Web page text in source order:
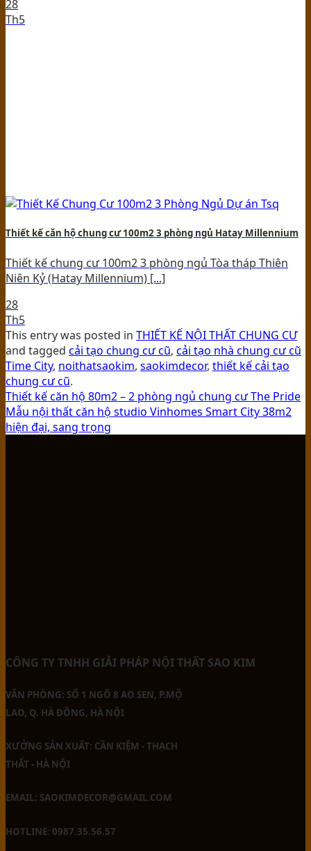
28
Th5
Thiết kế căn hộ chung cư 100m2 3 phòng ngủ Hatay Millennium
Thiết kế chung cư 100m2 3 phòng ngủ Tòa tháp Thiên
Niên Kỷ (Hatay Millennium) [...]
28
Th5
This entry was posted in THIẾT KẾ NỘI THẤT CHUNG CƯ
and tagged cải tạo chung cư cũ, cải tạo nhà chung cư cũ
Time City, noithatsaokim, saokimdecor, thiết kế cải tạo
chung cư cũ.
Thiết kế căn hộ 80m2 – 2 phòng ngủ chung cư The Pride
Mẫu nội thất căn hộ studio Vinhomes Smart City 38m2
hiện đại, sang trọng
CÔNG TY TNHH GIẢI PHÁP NỘI THẤT SAO KIM
VĂN PHÒNG: SỐ 1 NGÕ 8 AO SEN, P.MỘ
LAO, Q. HÀ ĐÔNG, HÀ NỘI
XƯỞNG SẢN XUẤT: CẦN KIỆM - THẠCH
THẤT - HÀ NỘI
EMAIL: SAOKIMDECOR@GMAIL.COM
HOTLINE: 0987.35.56.57